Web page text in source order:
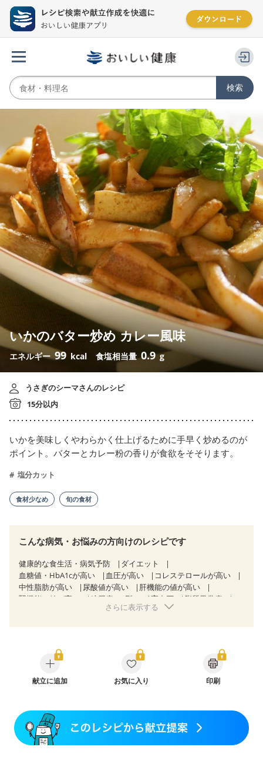
いかのバター炒め カレー風味
エネルギー99 kcal 食塩相当量0.9 g
うさぎのシーマさんのレシピ
15分以内
いかを美味しくやわらかく仕上げるために手早く炒めるのが
ポイント。バターとカレー粉の香りが食欲をそそります。
塩分カット
食材少なめ 旬の食材
こんな病気・お悩みの方向けのレシピです
健康的な食生活・病気予防
ダイエット
血糖値・HbA1cが高い
血圧が高い
コレステロールが高い
中性脂肪が高い
尿酸値が高い
肝機能の値が高い
腎機能の値が高い
糖尿病（2型） 高血圧
脂質異常症
胃ポリープ
胆石症
CKD（ステージ１）
CKD（ステージ２）
CKD（ステージ３a）
CKD（ステージ３b）
乳がん（抗がん剤治療中）
乳がん（ホルモン療法中）
産後（ミルク）
フレイル（年齢に合わせた体作り）
低栄養予防
貧血対策
ニキビ・肌荒れ
さらに表示する
献立に追加 お気に入り 印刷